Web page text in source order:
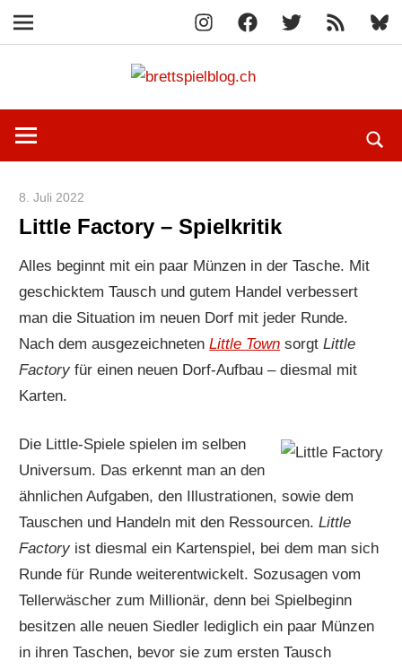
InstagramFacebook
X
RSS-
Feed
Navigation
springen
erfährst
mehr!
8. Juli 2022
Little Factory – Spielkritik
Alles beginnt mit ein paar Münzen in der Tasche. Mit
geschicktem Tausch und gutem Handel verbessert
man die Situation im neuen Dorf mit jeder Runde.
Nach dem ausgezeichnetenLittle Town sorgtLittle
Factory für einen neuen Dorf-Aufbau – diesmal mit
Karten.
Die Little-Spiele spielen im selben
Universum. Das erkennt man an den
ähnlichen Aufgaben, den Illustrationen, sowie dem
Tauschen und Handeln mit den Ressourcen.Little
Factory ist diesmal ein Kartenspiel, bei dem man sich
Runde für Runde weiterentwickelt. Sozusagen vom
Tellerwäscher zum Millionär, denn bei Spielbeginn
besitzen alle neuen Siedler lediglich ein paar Münzen
in ihren Taschen, bevor sie zum ersten Tausch